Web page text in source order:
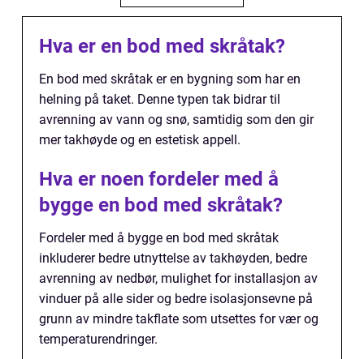
Hva er en bod med skråtak?
En bod med skråtak er en bygning som har en
helning på taket. Denne typen tak bidrar til
avrenning av vann og snø, samtidig som den gir
mer takhøyde og en estetisk appell.
Hva er noen fordeler med å
bygge en bod med skråtak?
Fordeler med å bygge en bod med skråtak
inkluderer bedre utnyttelse av takhøyden, bedre
avrenning av nedbør, mulighet for installasjon av
vinduer på alle sider og bedre isolasjonsevne på
grunn av mindre takflate som utsettes for vær og
temperaturendringer.